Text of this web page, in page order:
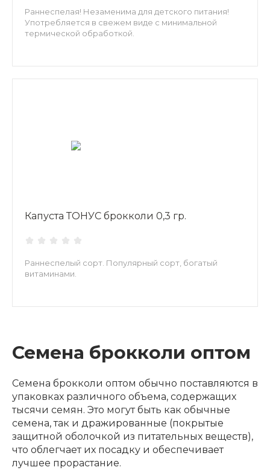
Раннеспелая! Незаменима для детского питания!
Употребляется в свежем виде с минимальной
термической обработкой.
Капуста ТОНУС брокколи 0,3 гр.
Раннеспелый сорт. Популярный сорт, богатый
витаминами.
Семена брокколи оптом
Семена брокколи оптом обычно поставляются в
упаковках различного объема, содержащих
тысячи семян. Это могут быть как обычные
семена, так и дражированные (покрытые
защитной оболочкой из питательных веществ),
что облегчает их посадку и обеспечивает
лучшее прорастание.